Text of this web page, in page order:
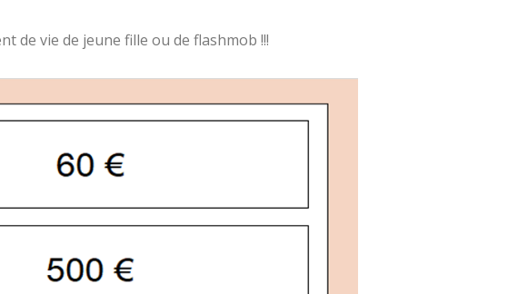
de vie de jeune fille ou de flashmob !!!